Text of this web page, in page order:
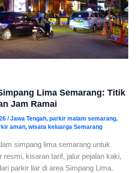
Lima Semarang: Titik
Jam Ramai
/Jawa Tengah, parkir malam semarang,
aman, wisata keluarga Semarang
simpang lima semarang untuk
resmi, kisaran tarif, jalur pejalan kaki,
parkir liar di area Simpang Lima.